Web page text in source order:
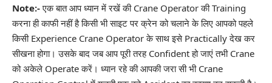
Note:-एक बात आप ध्यान में रखें की Crane Operator की Training
करना ही काफी नहीं है किसी भी साइट पर क्रेन को चलाने के लिए आपको पहले
किसी Experience Crane Operator के साथ इसे Practically देख कर
सीखना होगा। उसके बाद जब आप पूरी तरह Confident हो जाएं तभी Crane
को अकेले Operate करें। ध्यान रहे की आपकी जरा सी भी Crane